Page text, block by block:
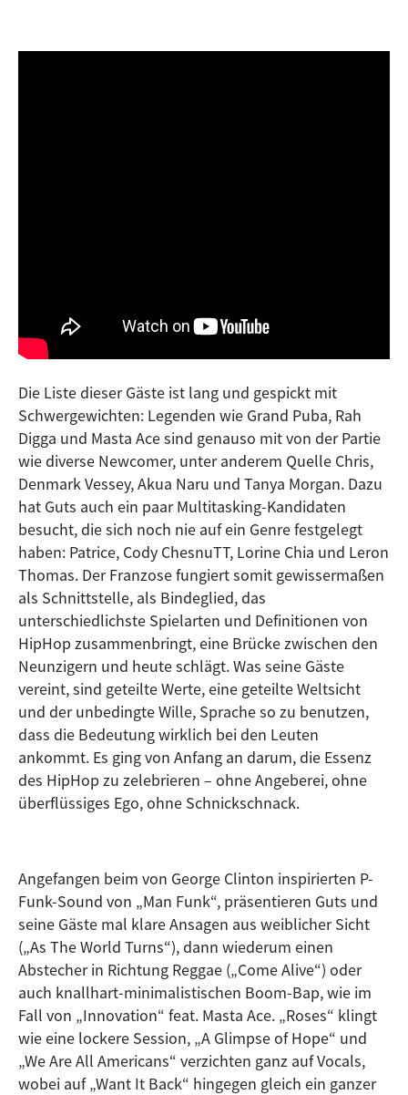
Die Liste dieser Gäste ist lang und gespickt mit
Schwergewichten: Legenden wie Grand Puba, Rah
Digga und Masta Ace sind genauso mit von der Partie
wie diverse Newcomer, unter anderem Quelle Chris,
Denmark Vessey, Akua Naru und Tanya Morgan. Dazu
hat Guts auch ein paar Multitasking-Kandidaten
besucht, die sich noch nie auf ein Genre festgelegt
haben: Patrice, Cody ChesnuTT, Lorine Chia und Leron
Thomas. Der Franzose fungiert somit gewissermaßen
als Schnittstelle, als Bindeglied, das
unterschiedlichste Spielarten und Definitionen von
HipHop zusammenbringt, eine Brücke zwischen den
Neunzigern und heute schlägt. Was seine Gäste
vereint, sind geteilte Werte, eine geteilte Weltsicht
und der unbedingte Wille, Sprache so zu benutzen,
dass die Bedeutung wirklich bei den Leuten
ankommt. Es ging von Anfang an darum, die Essenz
des HipHop zu zelebrieren – ohne Angeberei, ohne
überflüssiges Ego, ohne Schnickschnack.
Angefangen beim von George Clinton inspirierten P-
Funk-Sound von „Man Funk“, präsentieren Guts und
seine Gäste mal klare Ansagen aus weiblicher Sicht
(„As The World Turns“), dann wiederum einen
Abstecher in Richtung Reggae („Come Alive“) oder
auch knallhart-minimalistischen Boom-Bap, wie im
Fall von „Innovation“ feat. Masta Ace. „Roses“ klingt
wie eine lockere Session, „A Glimpse of Hope“ und
„We Are All Americans“ verzichten ganz auf Vocals,
wobei auf „Want It Back“ hingegen gleich ein ganzer